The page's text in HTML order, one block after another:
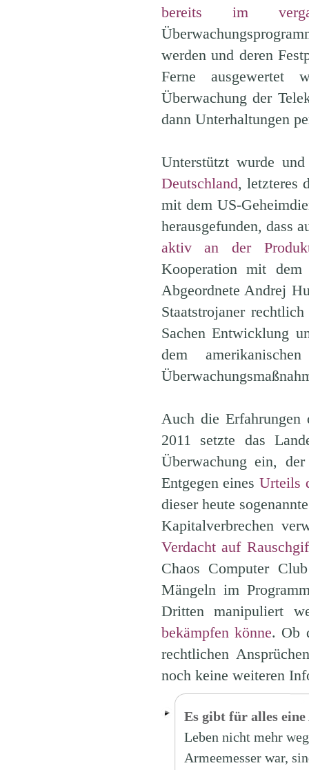
bereits im
werden und deren
Ferne ausgewertet
Überwachung der
dann Unterhaltungen
Unterstützt wurde
Deutschland, letzteres
mit dem US-
herausgefunden, dass
aktiv an der
Kooperation mit
Abgeordnete Andrej
Staatstrojaner
Sachen Entwicklung
dem
Auch die Erfahrungen
2011 setzte das
Überwachung ein,
Entgegen einesUrteils
dieser heute
Kapitalverbrechen
Verdacht auf
Chaos Computer
Mängeln im
Dritten manipuliert
bekämpfen könne. Ob
rechtlichen
noch keine weiteren
Es gibt für alles
Leben nicht mehr
Armeemesser war,